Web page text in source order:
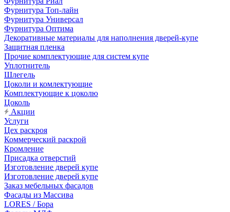
Фурнитура Топ-лайн
Фурнитура Универсал
Фурнитура Оптима
Декоративные материалы для наполнения дверей-купе
Защитная пленка
Прочие комплектующие для систем купе
Уплотнитель
Шлегель
Цоколи и комлектующие
Комплектующие к цоколю
Цоколь
Акции
Услуги
Цех раскроя
Коммерческий раскрой
Кромление
Присадка отверстий
Изготовление дверей купе
Изготовление дверей купе
Заказ мебельных фасадов
Фасады из Массива
LORES / Бора